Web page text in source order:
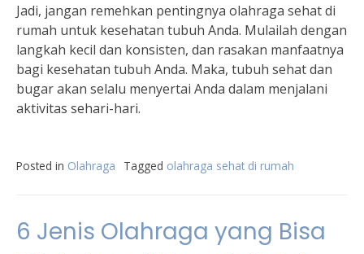
Jadi, jangan remehkan pentingnya olahraga sehat di
rumah untuk kesehatan tubuh Anda. Mulailah dengan
langkah kecil dan konsisten, dan rasakan manfaatnya
bagi kesehatan tubuh Anda. Maka, tubuh sehat dan
bugar akan selalu menyertai Anda dalam menjalani
aktivitas sehari-hari.
Posted in Olahraga Tagged olahraga sehat di rumah
6 Jenis Olahraga yang Bisa